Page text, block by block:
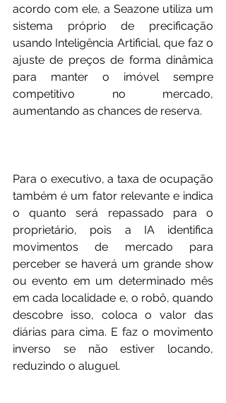
acordo com ele, a Seazone utiliza um
sistema próprio de precificação
usando Inteligência Artificial, que faz o
ajuste de preços de forma dinâmica
para manter o imóvel sempre
competitivo no mercado,
aumentando as chances de reserva.
Para o executivo, a taxa de ocupação
também é um fator relevante e indica
o quanto será repassado para o
proprietário, pois a IA identifica
movimentos de mercado para
perceber se haverá um grande show
ou evento em um determinado mês
em cada localidade e, o robô, quando
descobre isso, coloca o valor das
diárias para cima. E faz o movimento
inverso se não estiver locando,
reduzindo o aluguel.